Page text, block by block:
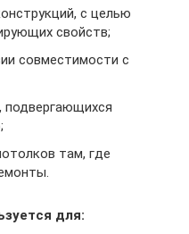
с целью
свойств;
совместимости с
подвергающихся
там, где
для: